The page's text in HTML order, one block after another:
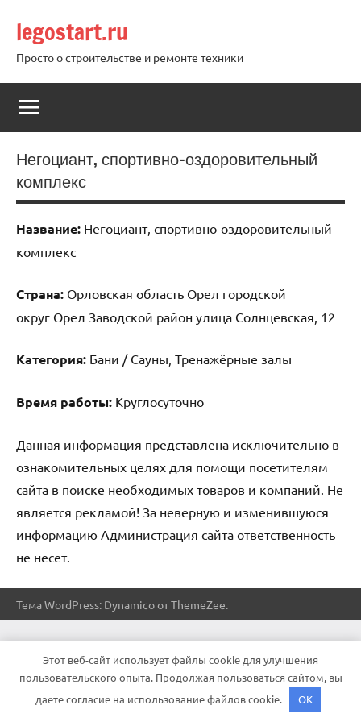
содержимому
legostart.ru
Просто о строительстве и ремонте техники
Негоциант, спортивно-оздоровительный
комплекс
Название: Негоциант, спортивно-оздоровительный
комплекс
Страна: Орловская область Орел городской
округ Орел Заводской район улица Солнцевская, 12
Категория: Бани / Сауны, Тренажёрные залы
Время работы: Круглосуточно
Данная информация представлена исключительно в
ознакомительных целях для помощи посетителям
сайта в поиске необходимых товаров и компаний. Не
является рекламой! За неверную и изменившуюся
информацию Администрация сайта ответственность
не несет.
Тема WordPress: Dynamico от ThemeZee.
Этот веб-сайт использует файлы cookie для улучшения
пользовательского опыта. Продолжая пользоваться сайтом, вы
даете согласие на использование файлов cookie.
OK